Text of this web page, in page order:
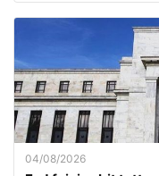
04/08/2026